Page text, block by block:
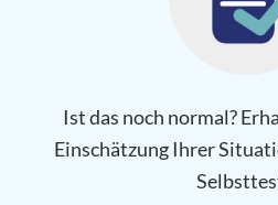
Ist das noch normal?
Einschätzung Ihrer